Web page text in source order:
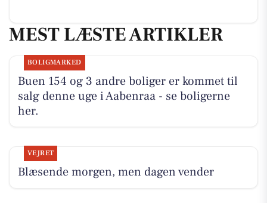
MEST LÆSTE ARTIKLER
BOLIGMARKED
Buen 154 og 3 andre boliger er kommet til
salg denne uge i Aabenraa - se boligerne
her.
VEJRET
Blæsende morgen, men dagen vender